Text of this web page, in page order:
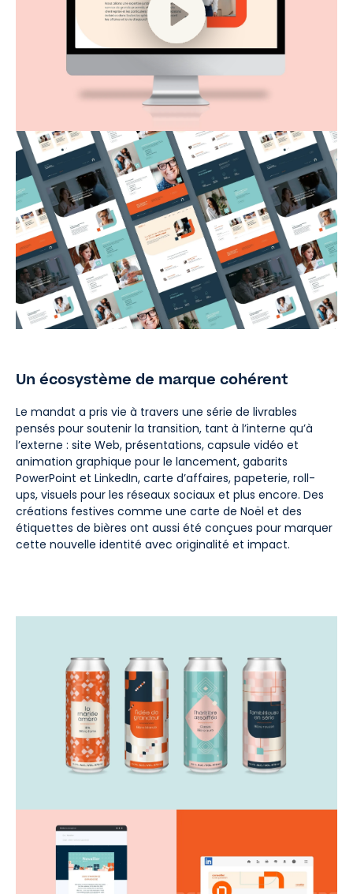
Un écosystème de marque cohérent
Le mandat a pris vie à travers une série de livrables
pensés pour soutenir la transition, tant à l’interne qu’à
l’externe : site Web, présentations, capsule vidéo et
animation graphique pour le lancement, gabarits
PowerPoint et LinkedIn, carte d’affaires, papeterie, roll-
ups, visuels pour les réseaux sociaux et plus encore. Des
créations festives comme une carte de Noël et des
étiquettes de bières ont aussi été conçues pour marquer
cette nouvelle identité avec originalité et impact.